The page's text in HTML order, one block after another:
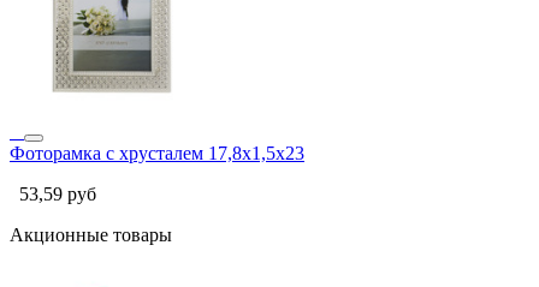
Фоторамка с хрусталем 17,8х1,5х23
53,59 руб
Акционные товары